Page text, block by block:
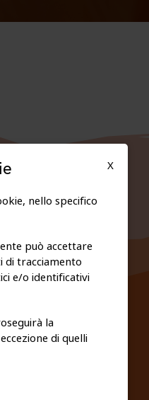
POLICY
X
nello specifico
può accettare
di tracciamento
e/o identificativi
la
di quelli